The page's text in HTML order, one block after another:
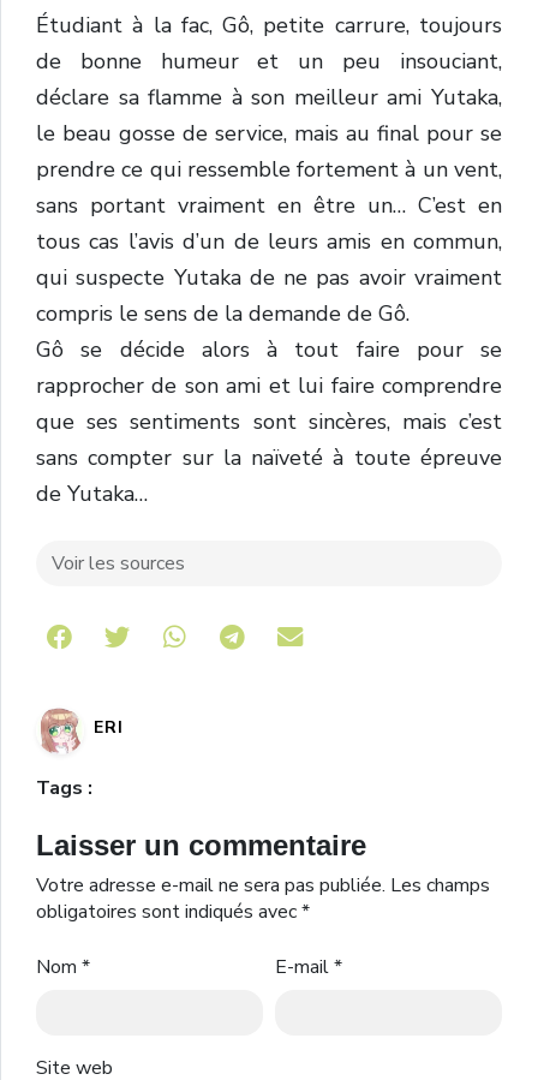
Étudiant à la fac, Gô, petite carrure, toujours
de bonne humeur et un peu insouciant,
déclare sa flamme à son meilleur ami Yutaka,
le beau gosse de service, mais au final pour se
prendre ce qui ressemble fortement à un vent,
sans portant vraiment en être un… C’est en
tous cas l’avis d’un de leurs amis en commun,
qui suspecte Yutaka de ne pas avoir vraiment
compris le sens de la demande de Gô.
Gô se décide alors à tout faire pour se
rapprocher de son ami et lui faire comprendre
que ses sentiments sont sincères, mais c’est
sans compter sur la naïveté à toute épreuve
de Yutaka…
Voir les sources
Share on Telegram
ERI
Tags :
Laisser un commentaire
Votre adresse e-mail ne sera pas publiée. Les champs
obligatoires sont indiqués avec*
Nom * E-mail*
Site web